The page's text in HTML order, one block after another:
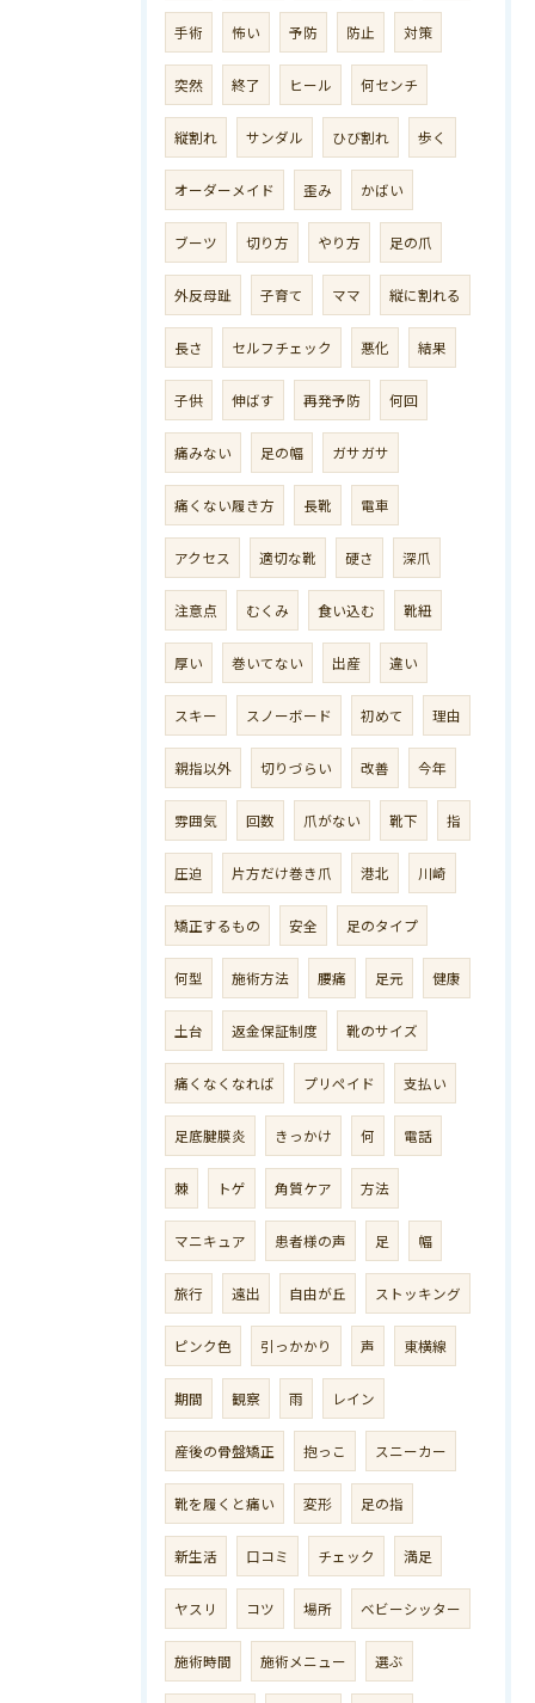
手術 怖い 予防 防止 対策
突然 終了 ヒール 何センチ
縦割れ サンダル ひび割れ 歩く
オーダーメイド 歪み かばい
ブーツ 切り方 やり方 足の爪
外反母趾 子育て ママ 縦に割れる
長さ セルフチェック 悪化 結果
子供 伸ばす 再発予防 何回
痛みない 足の幅 ガサガサ
痛くない履き方 長靴 電車
アクセス 適切な靴 硬さ 深爪
注意点 むくみ 食い込む 靴紐
厚い 巻いてない 出産 違い
スキー スノーボード 初めて 理由
親指以外 切りづらい 改善 今年
雰囲気 回数 爪がない 靴下 指
圧迫 片方だけ巻き爪 港北 川崎
矯正するもの 安全 足のタイプ
何型 施術方法 腰痛 足元 健康
土台 返金保証制度 靴のサイズ
痛くなくなれば プリペイド 支払い
足底腱膜炎 きっかけ 何 電話
棘 トゲ 角質ケア 方法
マニキュア 患者様の声 足 幅
旅行 遠出 自由が丘 ストッキング
ピンク色 引っかかり 声 東横線
期間 観察 雨 レイン
産後の骨盤矯正 抱っこ スニーカー
靴を履くと痛い 変形 足の指
新生活 口コミ チェック 満足
ヤスリ コツ 場所 ベビーシッター
施術時間 施術メニュー 選ぶ